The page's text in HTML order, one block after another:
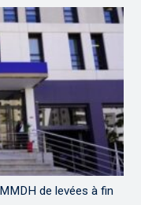
de levées à fin